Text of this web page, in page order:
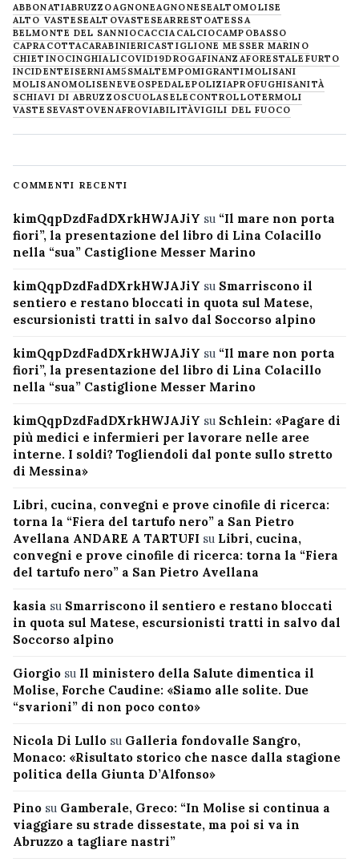
ABBONATIABRUZZOAGNONEAGNONESEALTOMOLISE
ALTO VASTESEALTOVASTESEARRESTOATESSA
BELMONTE DEL SANNIOCACCIA CALCIOCAMPOBASSO
CAPRACOTTACARABINIERICASTIGLIONE MESSER MARINO
CHIETINOCINGHIALICOVID19DROGAFINANZAFORESTALE FURTO
INCIDENTEISERNIAM5SMALTEMPOMIGRANTIMOLISANI
MOLISANOMOLISENEVE OSPEDALEPOLIZIAPROFUGHISANITÀ
SCHIAVI DI ABRUZZOSCUOLASELECONTROLLOTERMOLI
VASTESEVASTOVENAFROVIABILITÀVIGILI DEL FUOCO
COMMENTI RECENTI
kimQqpDzdFadDXrkHWJAJiY su “Il mare non porta
fiori”, la presentazione del libro di Lina Colacillo
nella “sua” Castiglione Messer Marino
kimQqpDzdFadDXrkHWJAJiY su Smarriscono il
sentiero e restano bloccati in quota sul Matese,
escursionisti tratti in salvo dal Soccorso alpino
kimQqpDzdFadDXrkHWJAJiY su “Il mare non porta
fiori”, la presentazione del libro di Lina Colacillo
nella “sua” Castiglione Messer Marino
kimQqpDzdFadDXrkHWJAJiY su Schlein: «Pagare di
più medici e infermieri per lavorare nelle aree
interne. I soldi? Togliendoli dal ponte sullo stretto
di Messina»
Libri, cucina, convegni e prove cinofile di ricerca:
torna la “Fiera del tartufo nero” a San Pietro
Avellana ANDARE A TARTUFI su Libri, cucina,
convegni e prove cinofile di ricerca: torna la “Fiera
del tartufo nero” a San Pietro Avellana
kasia su Smarriscono il sentiero e restano bloccati
in quota sul Matese, escursionisti tratti in salvo dal
Soccorso alpino
Giorgio su Il ministero della Salute dimentica il
Molise, Forche Caudine: «Siamo alle solite. Due
“svarioni” di non poco conto»
Nicola Di Lullo su Galleria fondovalle Sangro,
Monaco: «Risultato storico che nasce dalla stagione
politica della Giunta D’Alfonso»
Pino su Gamberale, Greco: “In Molise si continua a
viaggiare su strade dissestate, ma poi si va in
Abruzzo a tagliare nastri”